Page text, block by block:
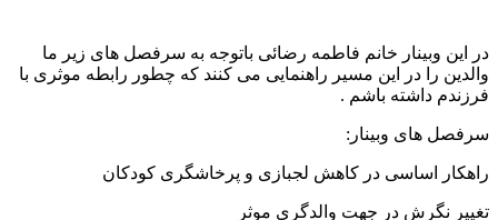
این وبینار خانم فاطمه رضائی باتوجه به سرفصل های زیر ما
را در این مسیر راهنمایی می کنند که چطور رابطه موثری با
داشته باشم .
های وبینار:
اساسی در کاهش لجبازی و پرخاشگری کودکان
نگرش در جهت والدگری موثر